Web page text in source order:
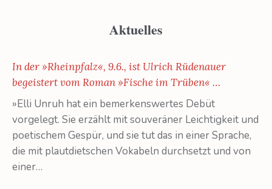
Aktuelles
In der »Rheinpfalz«, 9.6., ist Ulrich Rüdenauer
begeistert vom Roman »Fische im Trüben« …
»Elli Unruh hat ein bemerkenswertes Debüt
vorgelegt. Sie erzählt mit souveräner Leichtigkeit und
poetischem Gespür, und sie tut das in einer Sprache,
die mit plautdietschen Vokabeln durchsetzt und von
einer…